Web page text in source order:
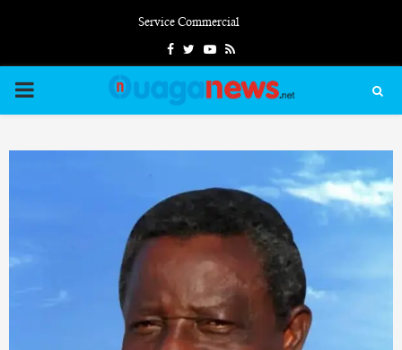
Service Commercial
FacebookTwitterYoutube
Rss
PRIMARY